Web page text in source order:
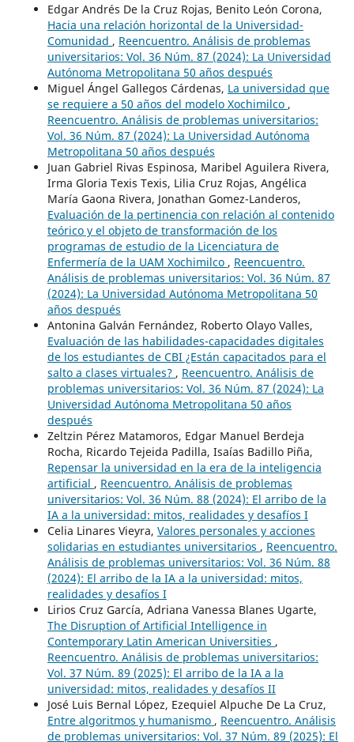
Edgar Andrés De la Cruz Rojas, Benito León Corona,
Hacia una relación horizontal de la Universidad-
Comunidad , Reencuentro. Análisis de problemas
universitarios: Vol. 36 Núm. 87 (2024): La Universidad
Autónoma Metropolitana 50 años después
Miguel Ángel Gallegos Cárdenas, La universidad que
se requiere a 50 años del modelo Xochimilco ,
Reencuentro. Análisis de problemas universitarios:
Vol. 36 Núm. 87 (2024): La Universidad Autónoma
Metropolitana 50 años después
Juan Gabriel Rivas Espinosa, Maribel Aguilera Rivera,
Irma Gloria Texis Texis, Lilia Cruz Rojas, Angélica
María Gaona Rivera, Jonathan Gomez-Landeros,
Evaluación de la pertinencia con relación al contenido
teórico y el objeto de transformación de los
programas de estudio de la Licenciatura de
Enfermería de la UAM Xochimilco , Reencuentro.
Análisis de problemas universitarios: Vol. 36 Núm. 87
(2024): La Universidad Autónoma Metropolitana 50
años después
Antonina Galván Fernández, Roberto Olayo Valles,
Evaluación de las habilidades-capacidades digitales
de los estudiantes de CBI ¿Están capacitados para el
salto a clases virtuales? , Reencuentro. Análisis de
problemas universitarios: Vol. 36 Núm. 87 (2024): La
Universidad Autónoma Metropolitana 50 años
después
Zeltzin Pérez Matamoros, Edgar Manuel Berdeja
Rocha, Ricardo Tejeida Padilla, Isaías Badillo Piña,
Repensar la universidad en la era de la inteligencia
artificial , Reencuentro. Análisis de problemas
universitarios: Vol. 36 Núm. 88 (2024): El arribo de la
IA a la universidad: mitos, realidades y desafíos I
Celia Linares Vieyra, Valores personales y acciones
solidarias en estudiantes universitarios , Reencuentro.
Análisis de problemas universitarios: Vol. 36 Núm. 88
(2024): El arribo de la IA a la universidad: mitos,
realidades y desafíos I
Lirios Cruz García, Adriana Vanessa Blanes Ugarte,
The Disruption of Artificial Intelligence in
Contemporary Latin American Universities ,
Reencuentro. Análisis de problemas universitarios:
Vol. 37 Núm. 89 (2025): El arribo de la IA a la
universidad: mitos, realidades y desafíos II
José Luis Bernal López, Ezequiel Alpuche De La Cruz,
Entre algoritmos y humanismo , Reencuentro. Análisis
de problemas universitarios: Vol. 37 Núm. 89 (2025): El